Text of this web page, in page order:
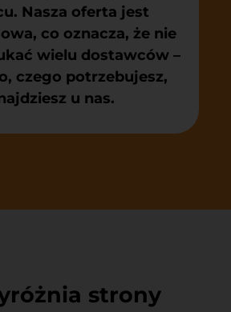
Nasza oferta jest
co oznacza, że nie
wielu dostawców –
czego potrzebujesz,
u nas.
strony